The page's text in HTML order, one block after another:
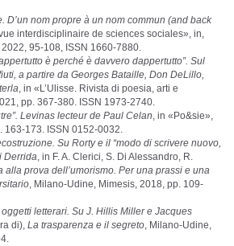
D’un nom propre à un nom commun (and back
interdisciplinaire de sciences sociales», in,
95-108, ISSN 1660-7880.
è perché è davvero dappertutto”. Sul
a partire da Georges Bataille, Don DeLillo,
, in «L’Ulisse. Rivista di poesia, arti e
pp. 367-380. ISSN 1973-2740.
Levinas lecteur de Paul Celan, in «Po&sie»,
163-173. ISSN 0152-0032.
Su Rorty e il “modo di scrivere nuovo,
Derrida, in F. A. Clerici, S. Di Alessandro, R.
alla prova dell’umorismo. Per una prassi e una
, Milano-Udine, Mimesis, 2018, pp. 109-
letterari. Su J. Hillis Miller e Jacques
di), La trasparenza e il segreto, Milano-Udine,